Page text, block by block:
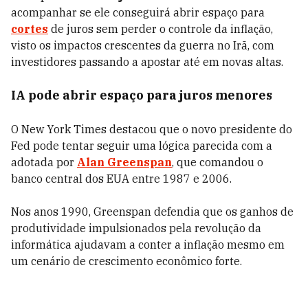
acompanhar se ele conseguirá abrir espaço para
cortes de juros sem perder o controle da inflação,
visto os impactos crescentes da guerra no Irã, com
investidores passando a apostar até em novas altas.
IA pode abrir espaço para juros menores
O New York Times destacou que o novo presidente do
Fed pode tentar seguir uma lógica parecida com a
adotada por Alan Greenspan, que comandou o
banco central dos EUA entre 1987 e 2006.
Nos anos 1990, Greenspan defendia que os ganhos de
produtividade impulsionados pela revolução da
informática ajudavam a conter a inflação mesmo em
um cenário de crescimento econômico forte.